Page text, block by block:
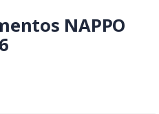
NAPPO